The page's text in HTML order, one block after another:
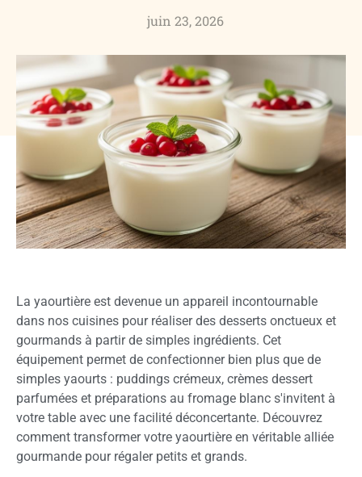
juin 23, 2026
La yaourtière est devenue un appareil incontournable
dans nos cuisines pour réaliser des desserts onctueux et
gourmands à partir de simples ingrédients. Cet
équipement permet de confectionner bien plus que de
simples yaourts : puddings crémeux, crèmes dessert
parfumées et préparations au fromage blanc s'invitent à
votre table avec une facilité déconcertante. Découvrez
comment transformer votre yaourtière en véritable alliée
gourmande pour régaler petits et grands.